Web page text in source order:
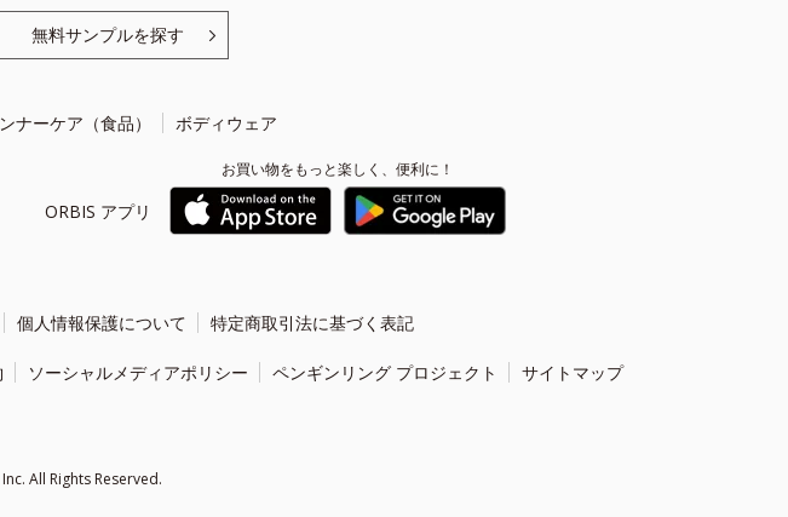
無料サンプルを探す
ナーケア（食品） ボディウェア
ORBIS アプリ
お買い物をもっと楽しく、便利に！
個人情報保護について 特定商取引法に基づく表記
ソーシャルメディアポリシー ペンギンリング プロジェクト サイトマップ
Inc. All Rights Reserved.